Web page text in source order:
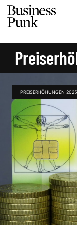
PREISERHÖHUNGEN 2025